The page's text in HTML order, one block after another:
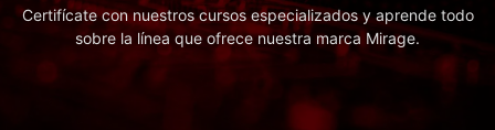
Certifícate con nuestros cursos especializados y aprende todo
sobre la línea que ofrece nuestra marca Mirage.